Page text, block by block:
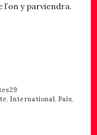
y parviendra.
, International, Paix,